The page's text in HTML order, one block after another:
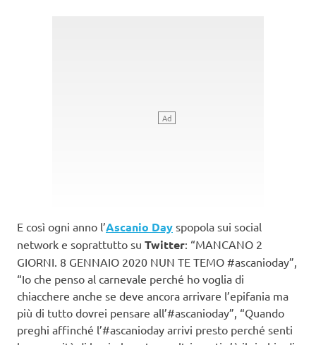
E così ogni anno l’Ascanio Day spopola sui social
network e soprattutto su Twitter: “MANCANO 2
GIORNI. 8 GENNAIO 2020 NUN TE TEMO #ascanioday”,
“Io che penso al carnevale perché ho voglia di
chiacchere anche se deve ancora arrivare l’epifania ma
più di tutto dovrei pensare all’#ascanioday”, “Quando
preghi affinché l’#ascanioday arrivi presto perché senti